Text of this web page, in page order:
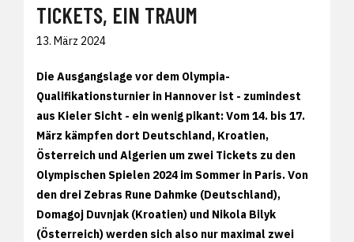
TICKETS, EIN TRAUM
13. März 2024
Die Ausgangslage vor dem Olympia-
Qualifikationsturnier in Hannover ist - zumindest
aus Kieler Sicht - ein wenig pikant: Vom 14. bis 17.
März kämpfen dort Deutschland, Kroatien,
Österreich und Algerien um zwei Tickets zu den
Olympischen Spielen 2024 im Sommer in Paris. Von
den drei Zebras Rune Dahmke (Deutschland),
Domagoj Duvnjak (Kroatien) und Nikola Bilyk
(Österreich) werden sich also nur maximal zwei